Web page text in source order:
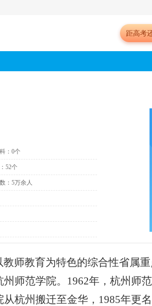
距高考
：0个
52个
：5万余人
师教育为特色的综合性省属
师范学院。 1962年，杭州师
杭州搬迁至金华， 1985年更